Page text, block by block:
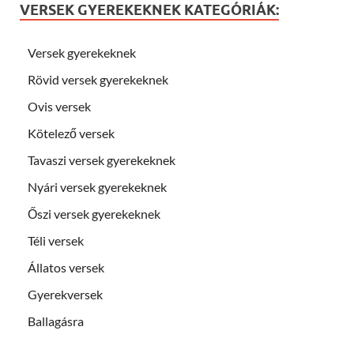
VERSEK GYEREKEKNEK KATEGÓRIÁK:
Versek gyerekeknek
Rövid versek gyerekeknek
Ovis versek
Kötelező versek
Tavaszi versek gyerekeknek
Nyári versek gyerekeknek
Őszi versek gyerekeknek
Téli versek
Állatos versek
Gyerekversek
Ballagásra